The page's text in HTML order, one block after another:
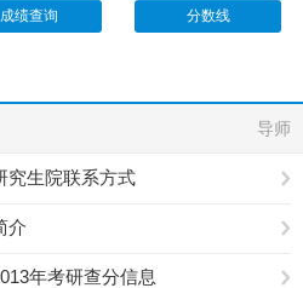
成绩查询 分数线
导师
究生院联系方式
介
年考研查分信息